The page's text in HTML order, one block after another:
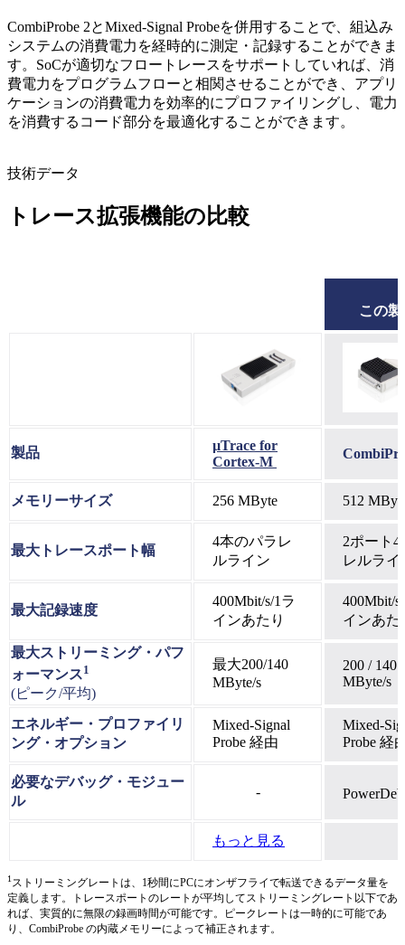
CombiProbe 2とMixed-Signal Probeを併用することで、組込み
システムの消費電力を経時的に測定・記録することができま
す。SoCが適切なフロートレースをサポートしていれば、消
費電力をプログラムフローと相関させることができ、アプリ
ケーションの消費電力を効率的にプロファイリングし、電力
を消費するコード部分を最適化することができます。
技術データ
トレース拡張機能の比較
この
製品
µTrace for
Cortex-M
メモリーサイズ 256 MByte 512
最大トレースポート幅
4本のパラレ
ルライン
2ポート4
レルライ
最大記録速度
400Mbit/s/1ラ
インあたり
400Mbit/
インあた
最大ストリーミング・パフ
ォーマンス1
(ピーク/平均)
最大200/140
MByte/s
200 / 140
MByte/s
エネルギー・プロファイリ
ング・オプション
Mixed-Signal
Probe 経由
Mixed-
Probe 経
必要なデバッグ・モジュー
ル
-
もっと見る
1 ストリーミングレートは、1秒間にPCにオンザフライで転送できるデータ量を
定義します。トレースポートのレートが平均してストリーミングレート以下であ
れば、実質的に無限の録画時間が可能です。ピークレートは一時的に可能であ
り、CombiProbe の内蔵メモリーによって補正されます。